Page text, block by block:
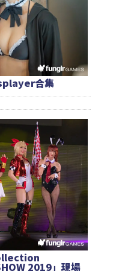
合集
2019」現場